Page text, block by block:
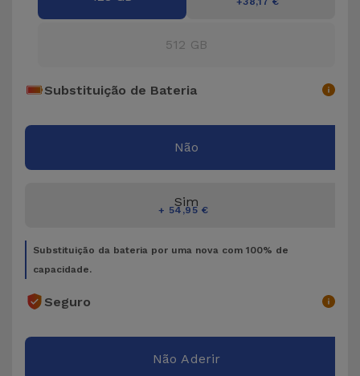
Computador
Acessórios
Tablet
Ver
tudo
512 GB
Substituição de Bateria
Não
Sim
+ 54,95 €
Substituição da bateria por uma nova com 100% de
capacidade.
Seguro
Não Aderir